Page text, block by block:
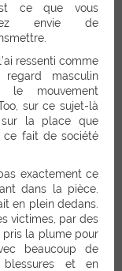
ce que vous
envie de
ressenti comme
regard masculin
le mouvement
sur ce sujet-là
la place que
ce fait de société
exactement ce
dans la pièce.
en plein dedans.
victimes, par des
pris la plume pour
beaucoup de
et en